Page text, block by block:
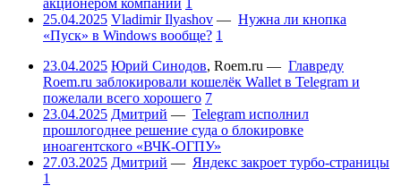
25.04.2025 Vladimir Ilyashov — Нужна ли кнопка
«Пуск» в Windows вообще? 1
23.04.2025 Юрий Синодов, Roem.ru — Главреду
Roem.ru заблокировали кошелёк Wallet в Telegram и
пожелали всего хорошего 7
23.04.2025 Дмитрий — Telegram исполнил
прошлогоднее решение суда о блокировке
иноагентского «ВЧК-ОГПУ»
27.03.2025 Дмитрий — Яндекс закроет турбо-страницы
1